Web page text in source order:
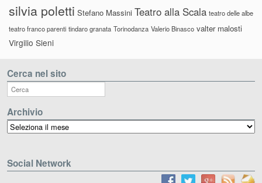
silvia poletti Stefano Massini Teatro alla Scala teatro delle albe
teatro franco parenti tindaro granata Torinodanza Valerio Binasco valter malosti
Virgilio Sieni
Cerca nel sito
Archivio
Archivio
Social Network